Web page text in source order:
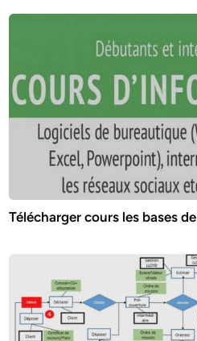
Télécharger cours les bases